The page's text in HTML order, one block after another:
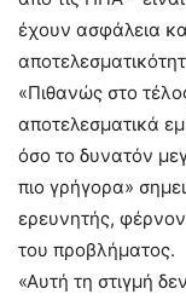
έχουν ασφάλεια
«Πιθανώς στο
αποτελεσματικά
όσο το δυνατόν
πιο γρήγορα»
ερευνητής,
του προβλήματος.
«Αυτή τη στιγμή